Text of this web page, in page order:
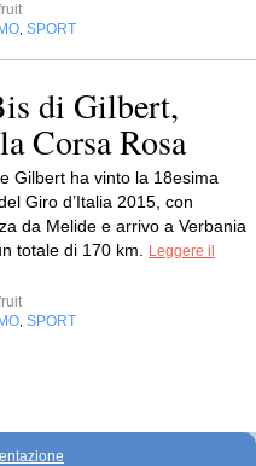
, SPORT
di Gilbert,
Corsa Rosa
Gilbert ha vinto la 18esima
Giro d’Italia 2015, con
da Melide e arrivo a Verbania
totale di 170 km. Leggere il
, SPORT